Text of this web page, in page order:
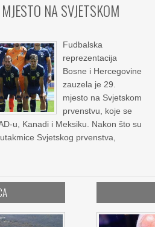
NA SVJETSKOM
Fudbalska
reprezentacija
Bosne i Hercegovine
zauzela je 29.
mjesto na Svjetskom
prvenstvu, koje se
u, Kanadi i Meksiku. Nakon što su
Svjetskog prvenstva,